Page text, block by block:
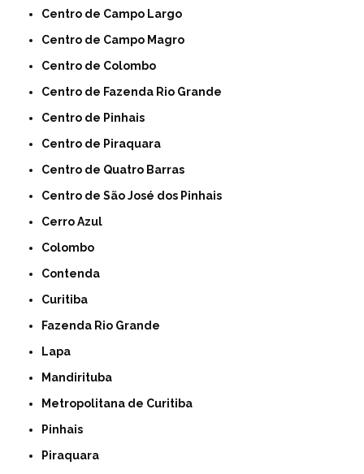
Centro de Campo Largo
Centro de Campo Magro
Centro de Colombo
Centro de Fazenda Rio Grande
Centro de Pinhais
Centro de Piraquara
Centro de Quatro Barras
Centro de São José dos Pinhais
Cerro Azul
Colombo
Contenda
Curitiba
Fazenda Rio Grande
Lapa
Mandirituba
Metropolitana de Curitiba
Pinhais
Piraquara